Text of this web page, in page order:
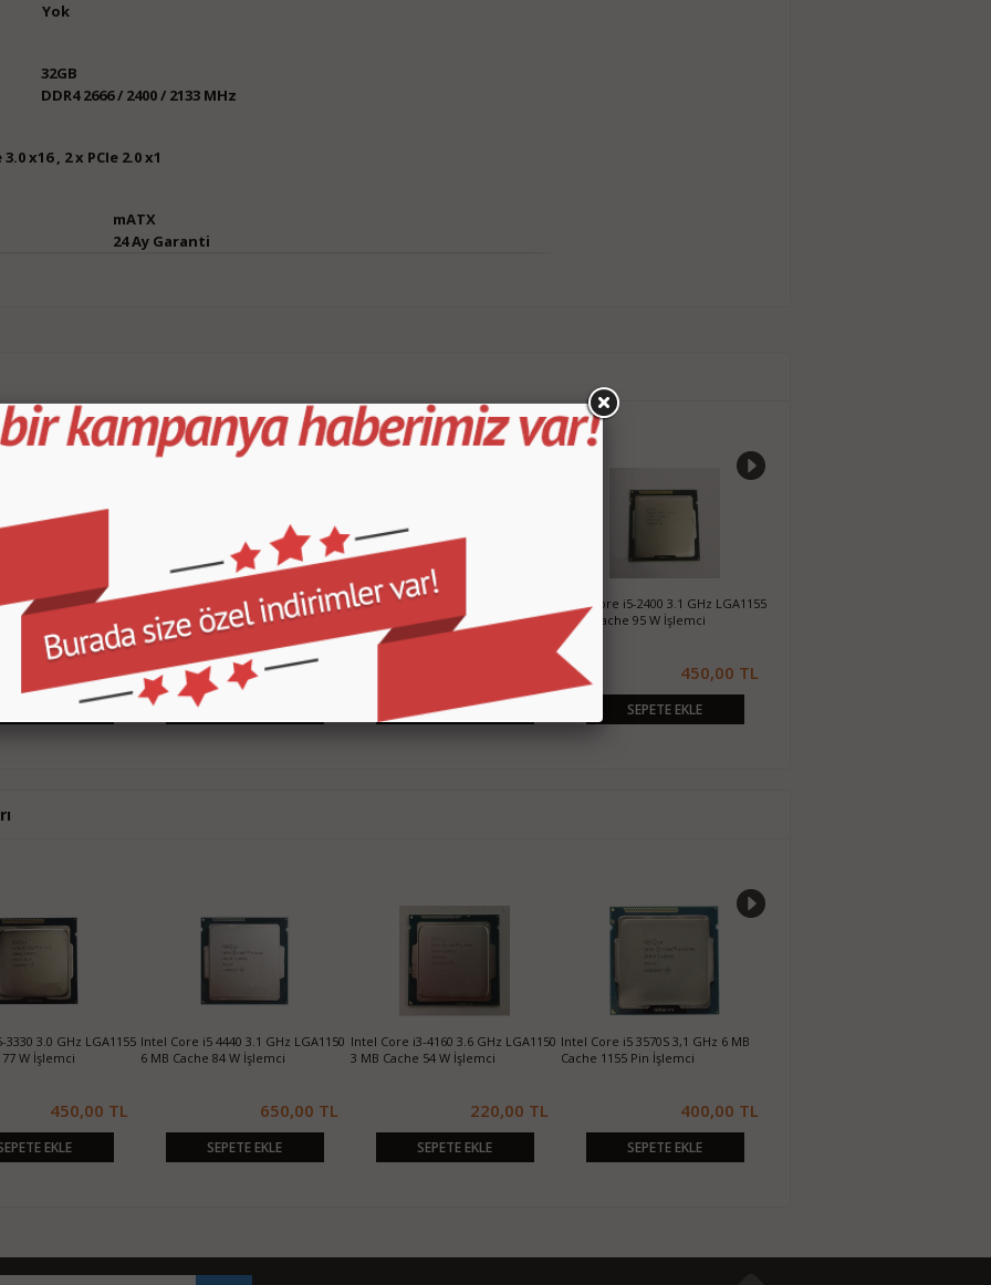
Yok
32GB
DDR4 2666 / 2400 / 2133 MHz
3.0 x16 , 2 x PCIe 2.0 x1
mATX
24 Ay Garanti
6100T 3.2 GHz
Cache 35 W İşlemci
450,00 TL
Intel Core i3-7100 3.9 GHz LGA1151
3 MB Cache 51 W İşlemci
800,00 TL
Intel Core i7-870 2.93 GHz LGA1156
8 MB Cache 95 W İşlemci
SEPETE EKLE
Intel Core i7-860 2.8 GHz LGA1156 8
MB Cache 95 W İşlemci
750,00 TL
SEPETE EKLE
3550S 3.0 GHz
Cache 65 W İşlemci
320,00 TL
SEPETE EKLE
Intel Core i5 4460 3.2 GHz LGA1150
6 MB Cache 84 W İşlemci
750,00 TL
SEPETE EKLE
Intel Core i5-3470 3.2 GHz LGA1155
6 MB Cache 77 W İşlemci
350,00 TL
SEPETE EKLE
Intel Core i5-3450 3.1 GHz LGA1155
6 MB Cache 77 W İşlemci
320,00 TL
SEPETE EKLE